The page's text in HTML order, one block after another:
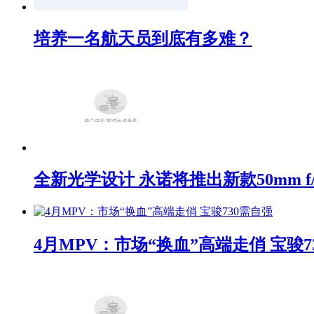
培养一名航天员到底有多难？
全新光学设计 永诺将推出新款50mm
4月MPV：市场“换血”高端走俏 宝骏